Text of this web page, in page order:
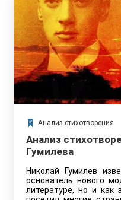
Анализ стихотворения
Анализ
Гумилева
Николай Гумилев
основатель нового
литературе, но и как